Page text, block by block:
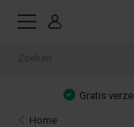
Gratis
Home